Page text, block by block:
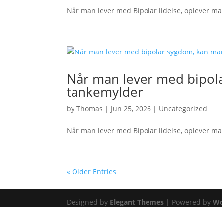
Når man lever med Bipolar lidelse, oplever
Når man lever med
tankemylder
byThomas | Jun 25, 2026 | Uncategorized
Når man lever med Bipolar lidelse, oplever
« Older Entries
Designed by Elegant Themes | Powered by